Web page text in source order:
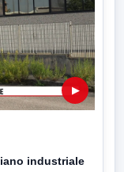
▶
industriale